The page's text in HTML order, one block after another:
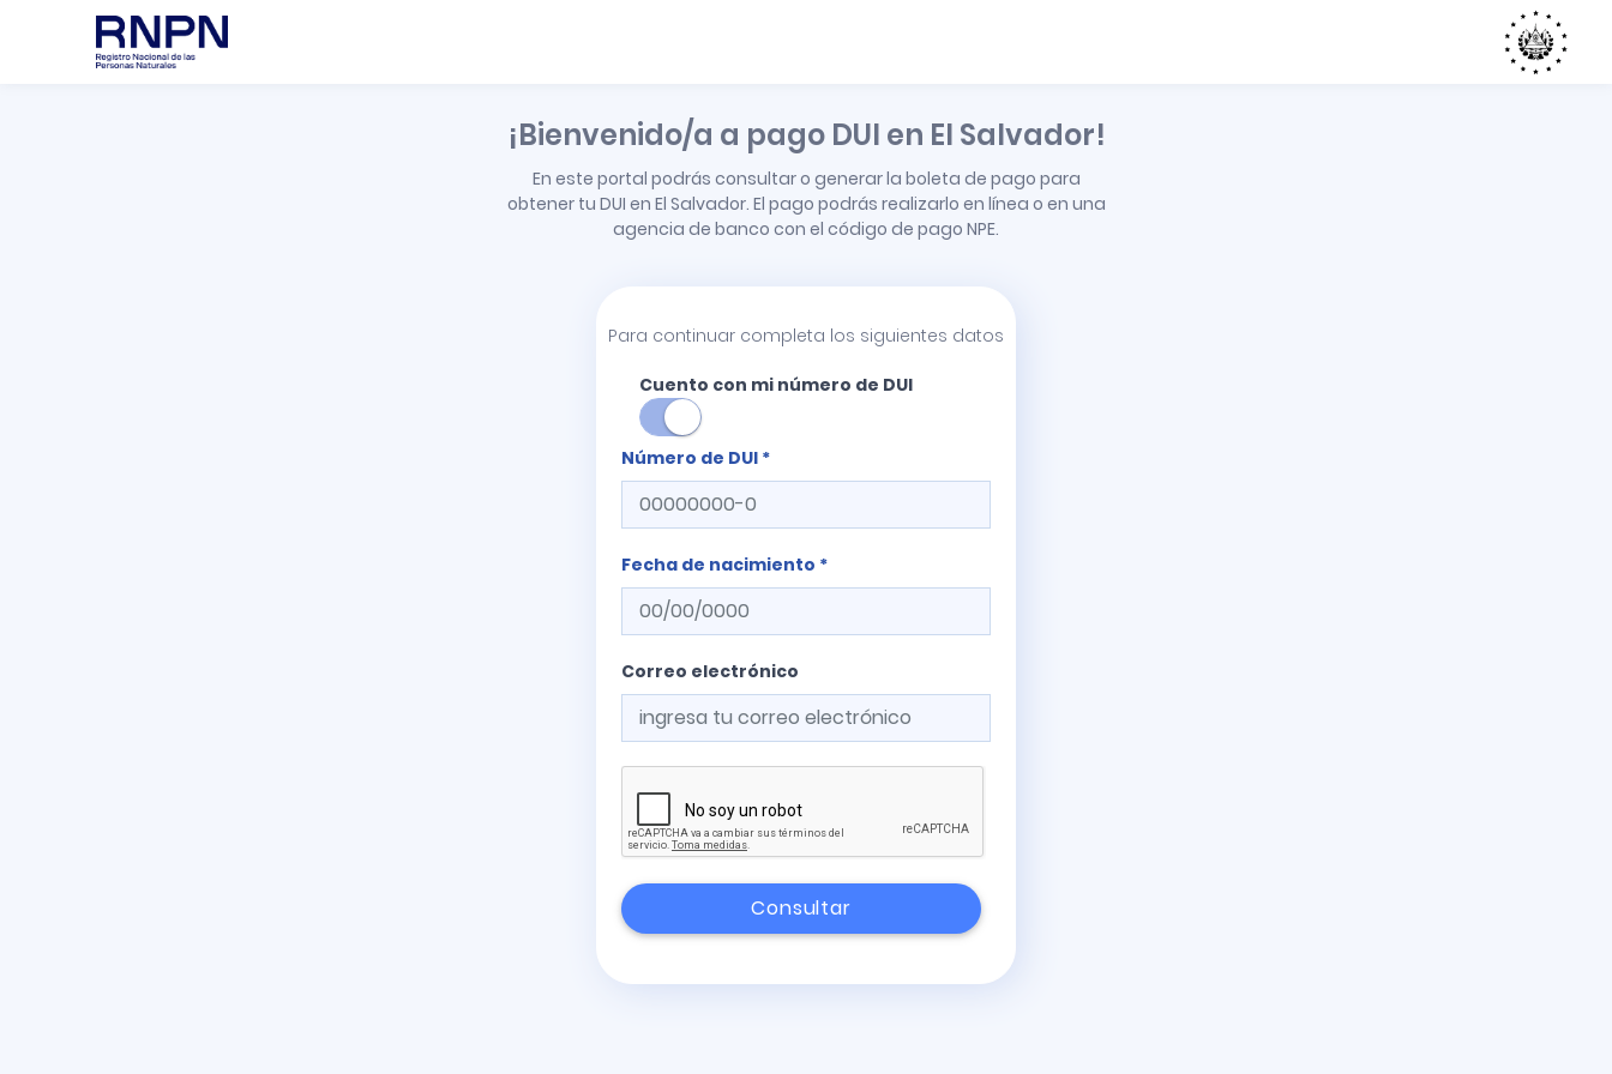
¡Bienvenido/a a pago DUI en El Salvador!
En este portal podrás consultar o generar la boleta de pago para
obtener tu DUI en El Salvador. El pago podrás realizarlo en línea o en una
agencia de banco con el código de pago NPE.
Para continuar completa los siguientes datos
Cuento con mi número de DUI
Número de DUI *
Fecha de nacimiento *
Correo electrónico